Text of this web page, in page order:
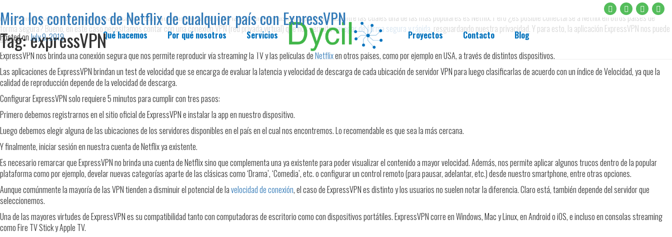
Qué hacemos Por qué nosotros Servicios Proyectos Contacto Blog
Tag:expressVPN
Mira los contenidos de Netflix de cualquier país con ExpressVPN
Posted onJuly 9, 2019
El consumo de contenido streaming ha crecido en este último tiempo a partir del lanzamiento de distintas plataformas entre las cuales una de las más populares es Netflix. Pero ¿es posible conectarse a Netflix en otros países de
forma segura? Bueno, en este caso necesitamos contar con una conexión VPN (red privada virtual) que nos permitanavegar de forma segura y rápida, resguardando nuestra privacidad. Y para esto, la aplicación ExpressVPN nos puede
ayudar.
ExpressVPN nos brinda una conexión segura que nos permite reproducir vía streaming la TV y las películas deNetflixen otros países, como por ejemplo en USA, a través de distintos dispositivos.
Las aplicaciones de ExpressVPN brindan un test de velocidad que se encarga de evaluar la latencia y velocidad de descarga de cada ubicación de servidor VPN para luego clasificarlas de acuerdo con un índice de Velocidad, ya que la
calidad de reproducción depende de la velocidad de descarga.
Configurar ExpressVPN solo requiere 5 minutos para cumplir con tres pasos:
Primero debemos registrarnos en el sitio oficial de ExpressVPN e instalar la app en nuestro dispositivo.
Luego debemos elegir alguna de las ubicaciones de los servidores disponibles en el país en el cual nos encontremos. Lo recomendable es que sea la más cercana.
Y finalmente, iniciar sesión en nuestra cuenta de Netflix ya existente.
Es necesario remarcar que ExpressVPN no brinda una cuenta de Netflix sino que complementa una ya existente para poder visualizar el contenido a mayor velocidad. Además, nos permite aplicar algunos trucos dentro de la popular
plataforma como por ejemplo, develar nuevas categorías aparte de las clásicas como ‘Drama’, ‘Comedia’, etc. o configurar un control remoto (para pausar, adelantar, etc.) desde nuestro smartphone, entre otras opciones.
Aunque comúnmente la mayoría de las VPN tienden a disminuir el potencial de lavelocidad de conexión, el caso de ExpressVPN es distinto y los usuarios no suelen notar la diferencia. Claro está, también depende del servidor que
seleccionemos.
Una de las mayores virtudes de ExpressVPN es su compatibilidad tanto con computadoras de escritorio como con dispositivos portátiles. ExpressVPN corre en Windows, Mac y Linux, en Android o iOS, e incluso en consolas streaming
como Fire TV Stick y Apple TV.